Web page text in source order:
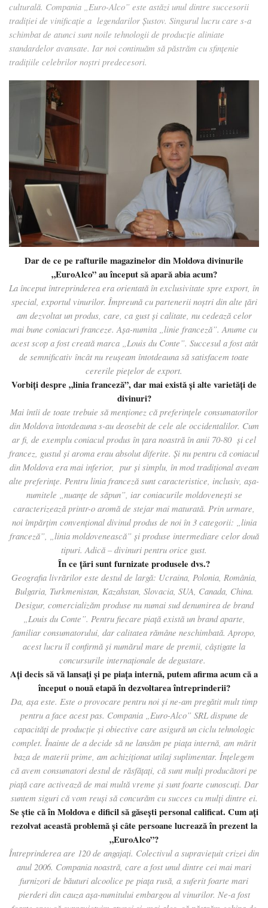
culturală. Compania „Euro-Alco” este astăzi unul dintre succesorii
tradiției de vinificație a legendarilor Şustov. Singurul lucru care s-a
schimbat de atunci sunt noile tehnologii de producție aliniate
standardelor avansate. Iar noi continuăm să păstrăm cu sfinţenie
tradițiile celebrilor noștri predecesori.
Dar de ce pe rafturile magazinelor din Moldova divinurile
„EuroAlco” au început să apară abia acum?
La început întreprinderea era orientată în exclusivitate spre export, în
special, exportul vinurilor. Împreună cu partenerii noștri din alte țări
am dezvoltat un produs, care, ca gust și calitate, nu cedează celor
mai bune coniacuri franceze. Așa-numita „linie franceză”. Anume cu
acest scop a fost creată marca „Louis du Conte”. Succesul a fost atât
de semnificativ încât nu reușeam întotdeauna să satisfacem toate
cererile piețelor de export.
Vorbiţi despre „linia franceză”, dar mai există şi alte varietăţi de
divinuri?
Mai întîi de toate trebuie să menționez că preferințele consumatorilor
din Moldova întotdeauna s-au deosebit de cele ale occidentalilor. Cum
ar fi, de exemplu coniacul produs în țara noastră în anii 70-80 și cel
francez, gustul și aroma erau absolut diferite. Și nu pentru că coniacul
din Moldova era mai inferior, pur şi simplu, în mod tradițional aveam
alte preferințe. Pentru linia franceză sunt caracteristice, inclusiv, așa-
numitele „nuanţe de săpun”, iar coniacurile moldovenești se
caracterizează printr-o aromă de stejar mai maturată. Prin urmare,
noi împărţim convenţional divinul produs de noi în 3 categorii: „linia
franceză”, „linia moldovenească” și produse intermediare celor două
tipuri. Adică – divinuri pentru orice gust.
În ce țări sunt furnizate produsele dvs.?
Geografia livrărilor este destul de largă: Ucraina, Polonia, România,
Bulgaria, Turkmenistan, Kazahstan, Slovacia, SUA, Canada, China.
Desigur, comercializăm produse nu numai sud denumirea de brand
„Louis du Conte”. Pentru fiecare piață există un brand aparte,
familiar consumatorului, dar calitatea rămâne neschimbată. Apropo,
acest lucru îl confirmă și numărul mare de premii, câștigate la
concursurile internaționale de degustare.
Ați decis să vă lansaţi şi pe piața internă, putem afirma acum că a
început o nouă etapă în dezvoltarea întreprinderii?
Da, aşa este. Este o provocare pentru noi și ne-am pregătit mult timp
pentru a face acest pas. Compania „Euro-Alco” SRL dispune de
capacități de producție și obiective care asigură un ciclu tehnologic
complet. Înainte de a decide să ne lansăm pe piața internă, am mărit
baza de materii prime, am achiziționat utilaj suplimentar. Înțelegem
că avem consumatori destul de răsfăţaţi, că sunt mulți producători pe
piață care activează de mai multă vreme și sunt foarte cunoscuți. Dar
suntem siguri că vom reuși să concurăm cu succes cu mulți dintre ei.
Se ştie că în Moldova e dificil să găseşti personal calificat. Cum ați
rezolvat această problemă și câte persoane lucrează în prezent la
„EuroAlco”?
Întreprinderea are 120 de angajați. Colectivul a supraviețuit crizei din
anul 2006. Compania noastră, care a fost unul dintre cei mai mari
furnizori de băuturi alcoolice pe piața rusă, a suferit foarte mari
pierderi din cauza aşa-numitului embargou al vinurilor. Ne-a fost